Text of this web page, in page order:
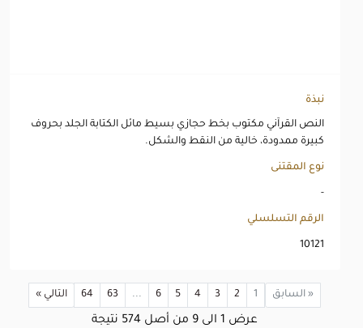
نبذة
النص القرآني مكتوب بخط حجازي بسيط مائل الكتابة الجلد بحروف
كبيرة ممدودة، خالية من النقط والشكل.
نوع المقتنى
-
الرقم التسلسلي
10121
« السابق 1
2
3
4
5
6
...
63
64 التالي »
عرض 1 الى 9 من أصل 574 نتيجة